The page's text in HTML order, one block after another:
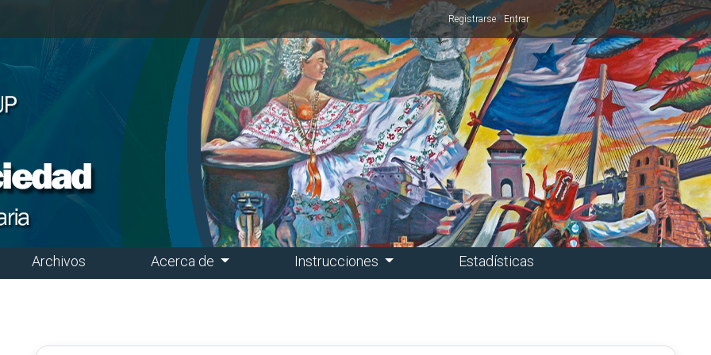
Registrarse Entrar
Archivos Acerca de Instrucciones Estadísticas